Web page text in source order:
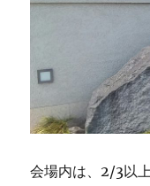
会場内は、2/3以